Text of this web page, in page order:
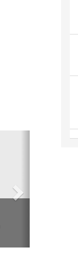
Siguiente